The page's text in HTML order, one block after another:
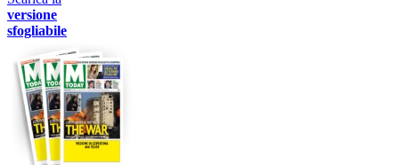
versione
sfogliabile